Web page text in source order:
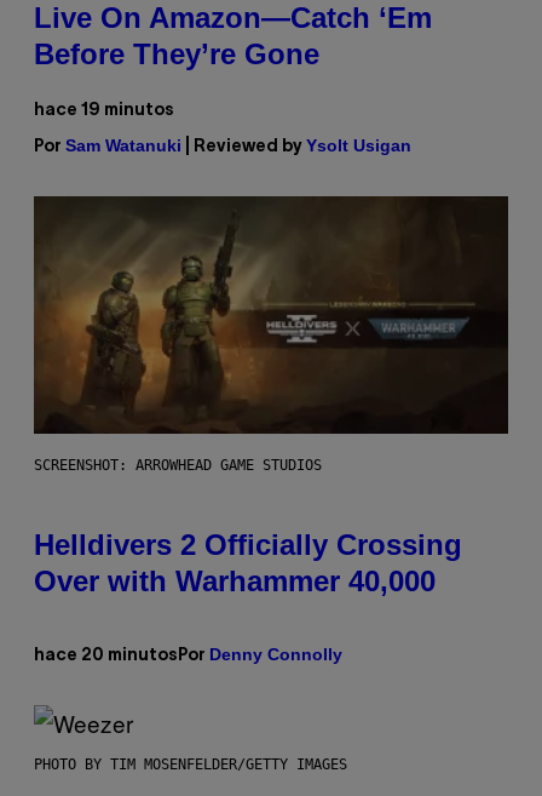
Live On Amazon—Catch ‘Em
Before They’re Gone
hace 19 minutos
Por Sam Watanuki | Reviewed by Ysolt Usigan
SCREENSHOT: ARROWHEAD GAME STUDIOS
Helldivers 2 Officially Crossing
Over with Warhammer 40,000
hace 20 minutos Por Denny Connolly
PHOTO BY TIM MOSENFELDER/GETTY IMAGES